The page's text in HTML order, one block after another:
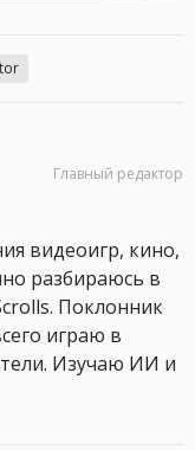
Главный редактор
видеоигр, кино,
разбираюсь в
Поклонник
играю в
Изучаю ИИ и